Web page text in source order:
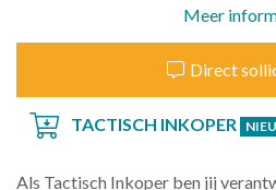
Meer
Direct
TACTISCH INKOPER
Als Tactisch Inkoper ben jij